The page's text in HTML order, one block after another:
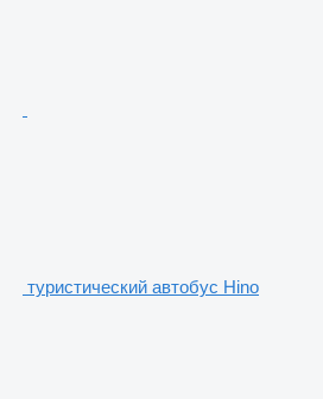
туристический автобус Hino